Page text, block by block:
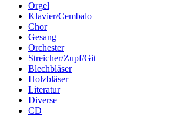
Orgel
Klavier/Cembalo
Chor
Gesang
Orchester
Streicher/Zupf/Git
Blechbläser
Holzbläser
Literatur
Diverse
CD